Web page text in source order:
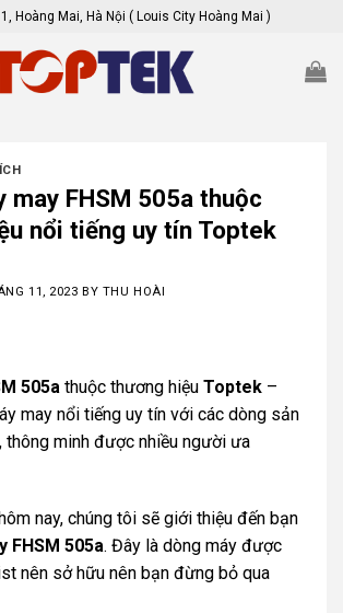
Hoàng Mai, Hà Nội ( Louis City Hoàng Mai )
may FHSM 505a thuộc
nổi tiếng uy tín Toptek
11, 2023 BY THU HOÀI
505a thuộc thương hiệu Toptek –
may nổi tiếng uy tín với các dòng sản
thông minh được nhiều người ưa
nay, chúng tôi sẽ giới thiệu đến bạn
FHSM 505a. Đây là dòng máy được
nên sở hữu nên bạn đừng bỏ qua